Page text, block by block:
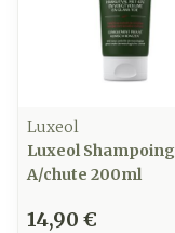
Luxeol
Luxeol Shampoing
A/chute 200ml
14,90 €